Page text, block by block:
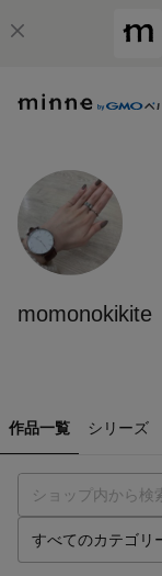
momonokikite
作品一覧 シリーズ